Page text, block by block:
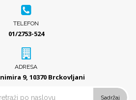
TELEFON
01/2753-524
ADRESA
9, 10370 Brckovljani
Sadržaj